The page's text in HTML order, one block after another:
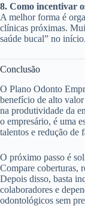
8. Como incentivar
A melhor forma é
clínicas próximas.
saúde bucal” no início.
Conclusão
O Plano Odonto
benefício de alto
na produtividade da
o empresário, é uma
talentos e redução de
O próximo passo é
Compare coberturas,
Depois disso, basta
colaboradores e
odontológicos sem